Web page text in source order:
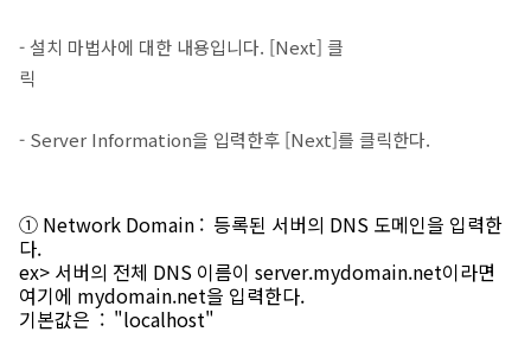
- 설치 마법사에 대한 내용입니다. [Next] 클
릭
- Server Information을 입력한후 [Next]를 클릭한다.
① Network Domain : 등록된 서버의 DNS 도메인을 입력한
다.
ex> 서버의 전체 DNS 이름이 server.mydomain.net이라면
여기에 mydomain.net을 입력한다.
기본값은 : "localhost"